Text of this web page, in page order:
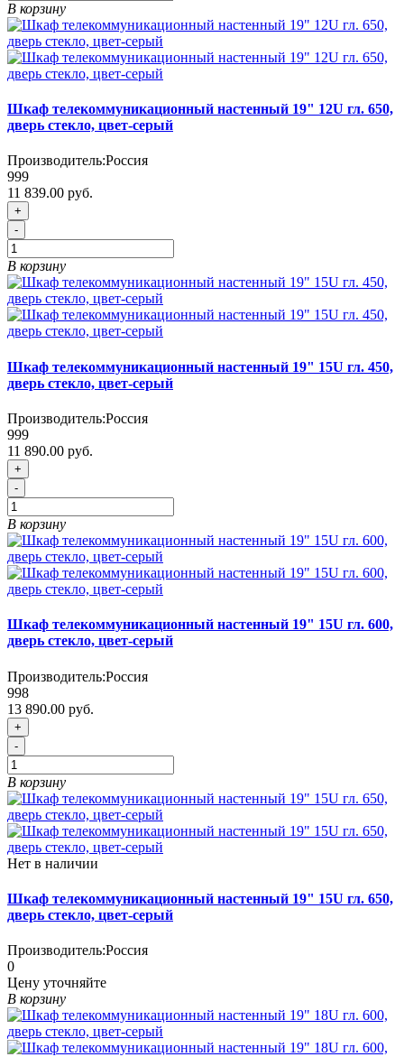
В корзину
Шкаф телекоммуникационный настенный 19" 12U гл. 650,
дверь стекло, цвет-серый
Производитель:Россия
999
11 839.00 руб.
+
-
В корзину
Шкаф телекоммуникационный настенный 19" 15U гл. 450,
дверь стекло, цвет-серый
Производитель:Россия
999
11 890.00 руб.
+
-
В корзину
Шкаф телекоммуникационный настенный 19" 15U гл. 600,
дверь стекло, цвет-серый
Производитель:Россия
998
13 890.00 руб.
+
-
В корзину
Нет в наличии
Шкаф телекоммуникационный настенный 19" 15U гл. 650,
дверь стекло, цвет-серый
Производитель:Россия
0
Цену уточняйте
В корзину